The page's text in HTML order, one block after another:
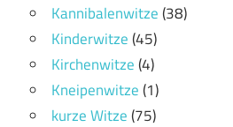
Kannibalenwitze(38)
Kinderwitze(45)
Kirchenwitze(4)
Kneipenwitze(1)
kurze Witze(75)